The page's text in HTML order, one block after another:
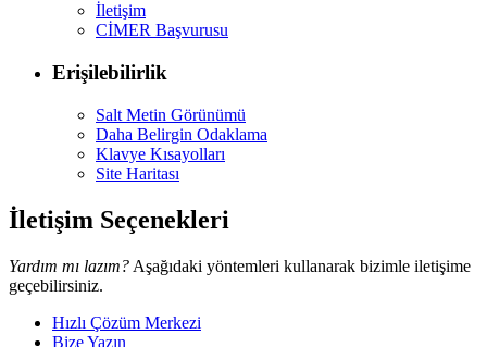
İletişim
CİMER Başvurusu
Erişilebilirlik
Salt Metin Görünümü
Daha Belirgin Odaklama
Klavye Kısayolları
Site Haritası
İletişim Seçenekleri
Yardım mı lazım? Aşağıdaki yöntemleri kullanarak bizimle iletişime
geçebilirsiniz.
Hızlı Çözüm Merkezi
Bize Yazın